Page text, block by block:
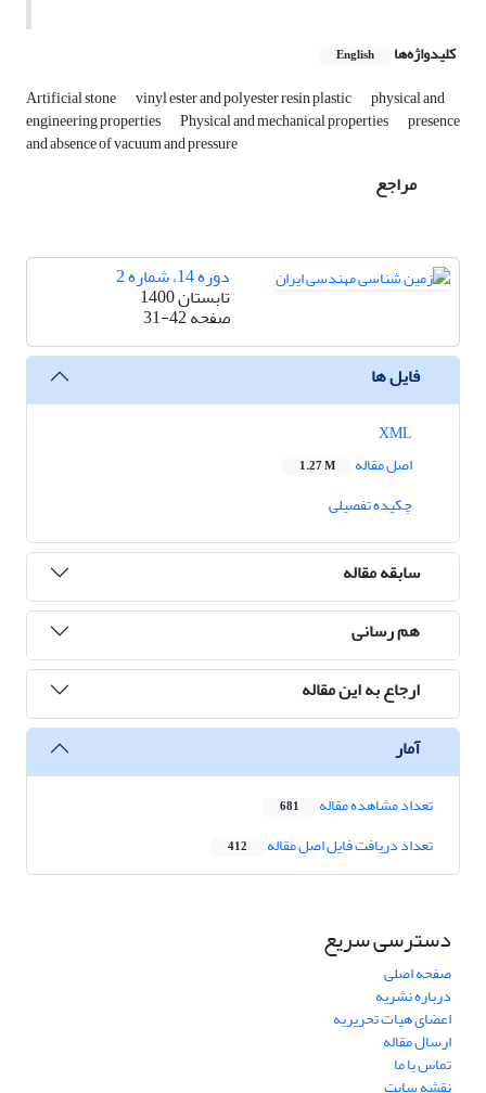
کلیدواژه‌ها English
Artificial stone vinyl ester and polyester resin plastic physical and
engineering properties Physical and mechanical properties presence
and absence of vacuum and pressure
مراجع
دوره 14، شماره 2
تابستان 1400
صفحه31-42
فایل ها
اصل مقاله
1.27 M
چکیده تفصیلی
سابقه مقاله
هم رسانی
ارجاع به این مقاله
آمار
تعداد مشاهده مقاله 681
تعداد دریافت فایل اصل مقاله 412
دسترسی سریع
صفحه اصلی
درباره نشریه
اعضای هیات تحریریه
ارسال مقاله
تماس با ما